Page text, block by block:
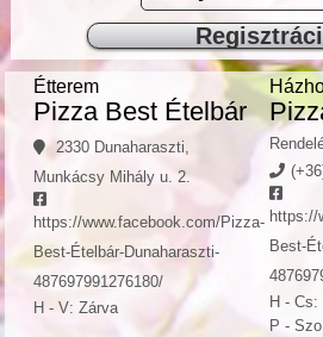
Étterem
Pizza Best Ételbár
2330 Dunaharaszti,
Munkácsy Mihály u. 2.
https://www.facebook.com/Pizza-
Best-Ételbár-Dunaharaszti-
487697991276180/
H - V: Zárva
https://
Best-
H - Cs:
P -